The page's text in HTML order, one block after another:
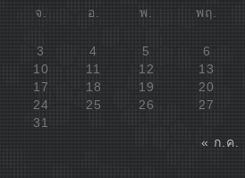
จ. อ. พ. พฤ.
3
4 5 6
10
11 12 13
17
18 19 20
24
25 26 27
31
« ก.ค.